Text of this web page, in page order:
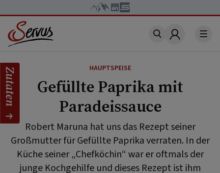
Account
HAUPTSPEISE
Gefüllte Paprika mit
Paradeissauce
Robert Maruna hat uns das Rezept seiner
Großmutter für Gefüllte Paprika verraten. In der
Küche seiner „Chefköchin“ war er oftmals der
junge Kochgehilfe und dieses Rezept ist ihm
Zutaten